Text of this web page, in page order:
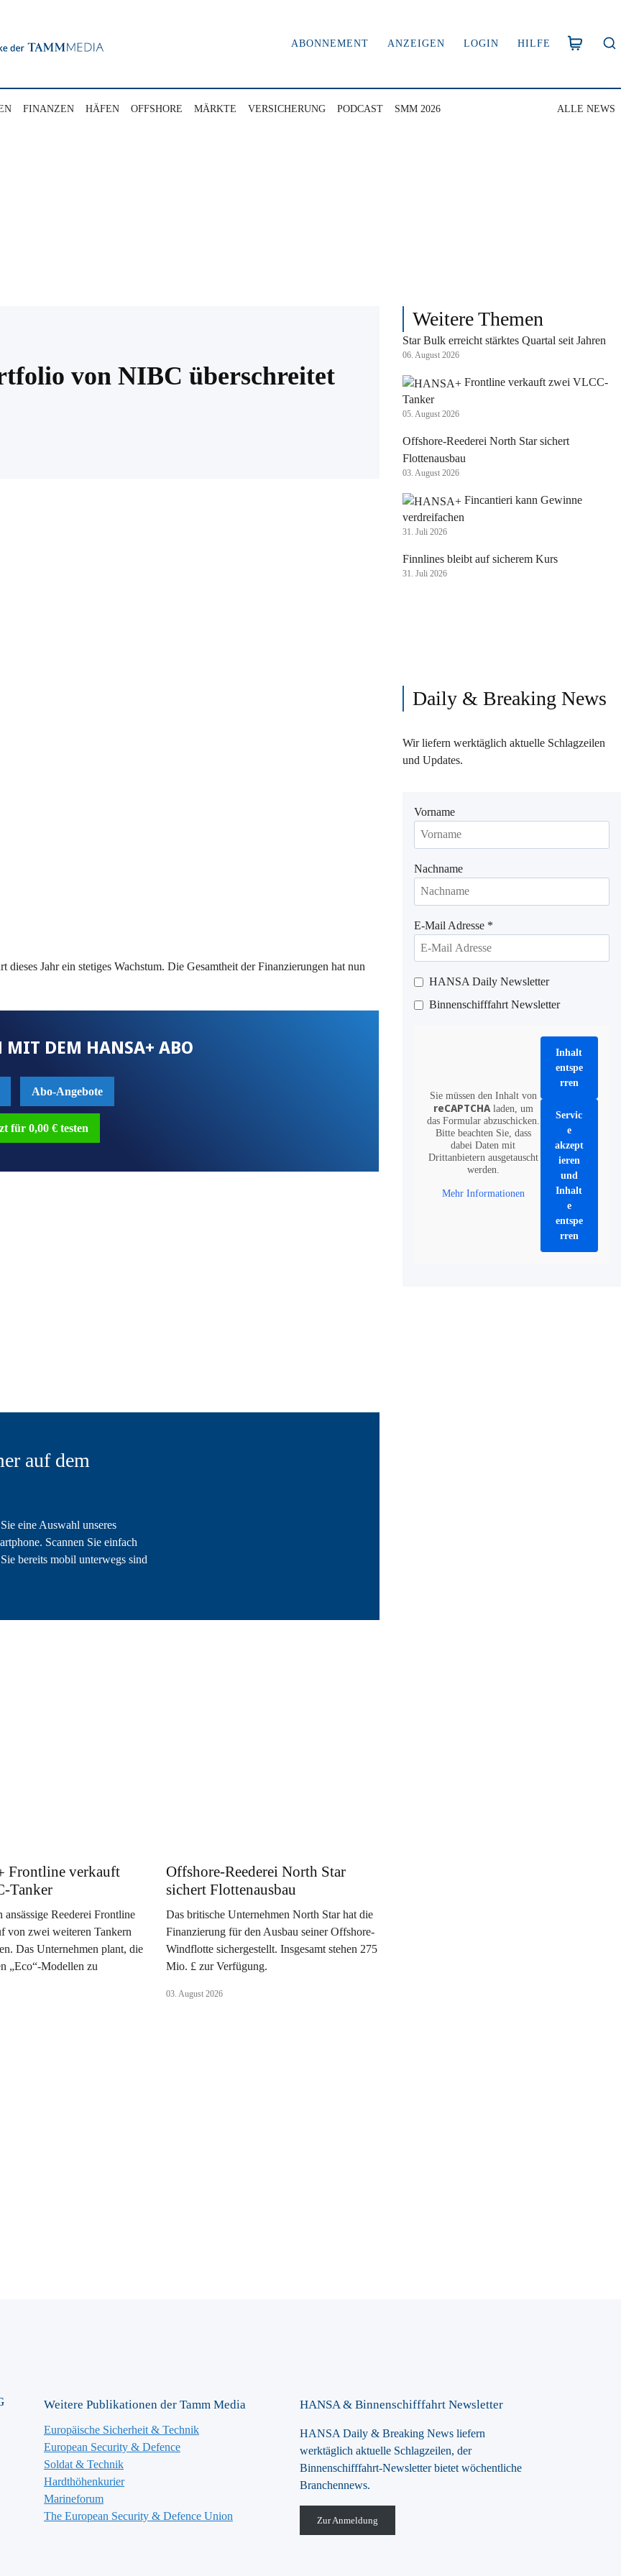
ABONNEMENT ANZEIGEN LOGIN HILFE
FINANZEN HÄFEN OFFSHORE MÄRKTE VERSICHERUNG PODCAST SMM 2026 ALLE NEWS
von NIBC überschreitet
Jahr ein stetiges Wachstum. Die Gesamtheit der Finanzierungen hat nun
MIT DEM HANSA+ ABO
Abo-Angebote
für 0,00 € testen
auf dem
eine Auswahl unseres
Scannen Sie einfach
bereits mobil unterwegs sind
Frontline verkauft
Tanker
Reederei Frontline
von zwei weiteren Tankern
Das Unternehmen plant, die
„Eco“-Modellen zu
Offshore-Reederei North Star
sichert Flottenausbau
Das britische Unternehmen North Star hat die
Finanzierung für den Ausbau seiner Offshore-
Windflotte sichergestellt. Insgesamt stehen 275
Mio. £ zur Verfügung.
03. August 2026
Weitere Themen
Star Bulk erreicht stärktes Quartal seit Jahren
06. August 2026
Frontline verkauft zwei VLCC-
Tanker
05. August 2026
Offshore-Reederei North Star sichert
Flottenausbau
03. August 2026
Fincantieri kann Gewinne
verdreifachen
31. Juli 2026
Finnlines bleibt auf sicherem Kurs
31. Juli 2026
Daily & Breaking News
Wir liefern werktäglich aktuelle Schlagzeilen
und Updates.
Vorname
Nachname
E-Mail Adresse *
HANSA Daily Newsletter
Binnenschifffahrt Newsletter
Sie müssen den Inhalt von
reCAPTCHAladen, um
das Formular abzuschicken.
Bitte beachten Sie, dass
dabei Daten mit
Drittanbietern ausgetauscht
werden.
Mehr Informationen
Inhalt
entspe
rren
Servic
e
akzept
ieren
und
Inhalt
e
entspe
rren
Weitere Publikationen der Tamm Media
Europäische Sicherheit & Technik
European Security & Defence
Soldat & Technik
Hardthöhenkurier
Marineforum
The European Security & Defence Union
HANSA & Binnenschifffahrt Newsletter
HANSA Daily & Breaking News liefern
werktäglich aktuelle Schlagzeilen, der
Binnenschifffahrt-Newsletter bietet wöchentliche
Branchennews.
Zur Anmeldung